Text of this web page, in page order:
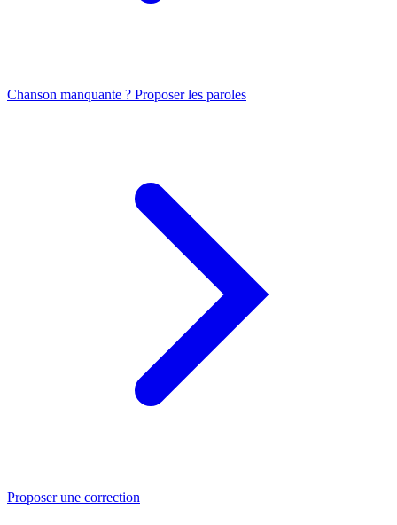
Chanson manquante ? Proposer les paroles
Proposer une correction